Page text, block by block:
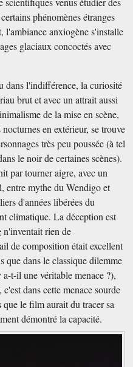
phénomènes étranges
l'ambiance anxiogène s'installe
glaciaux concoctés avec
dans l'indifférence, la curiosité
brut et avec un attrait aussi
de la mise en scène,
en extérieur, se trouve
très peu poussée (à tel
le noir de certaines scènes).
par tourner aigre, avec un
entre mythe du Wendigo et
d'années libérées du
climatique. La déception est
n'inventait rien de
de composition était excellent
que dans le classique dilemme
t-il une véritable menace ?),
dans cette menace sourde
que le film aurait du tracer sa
démontré la capacité.